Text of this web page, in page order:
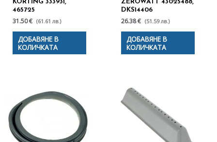
KORTING 333931,
465725
31.50 € (61.61 лв.)
ДОБАВЯНЕ В
КОЛИЧКАТА
ZEROWATT 43025488,
DKS14406
26.38 € (51.59 лв.)
ДОБАВЯНЕ В
КОЛИЧКАТА